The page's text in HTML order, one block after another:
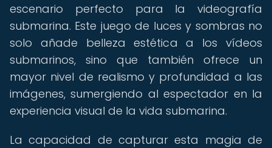
escenario perfecto para la videografía
submarina. Este juego de luces y sombras no
solo añade belleza estética a los vídeos
submarinos, sino que también ofrece un
mayor nivel de realismo y profundidad a las
imágenes, sumergiendo al espectador en la
experiencia visual de la vida submarina.
La capacidad de capturar esta magia de